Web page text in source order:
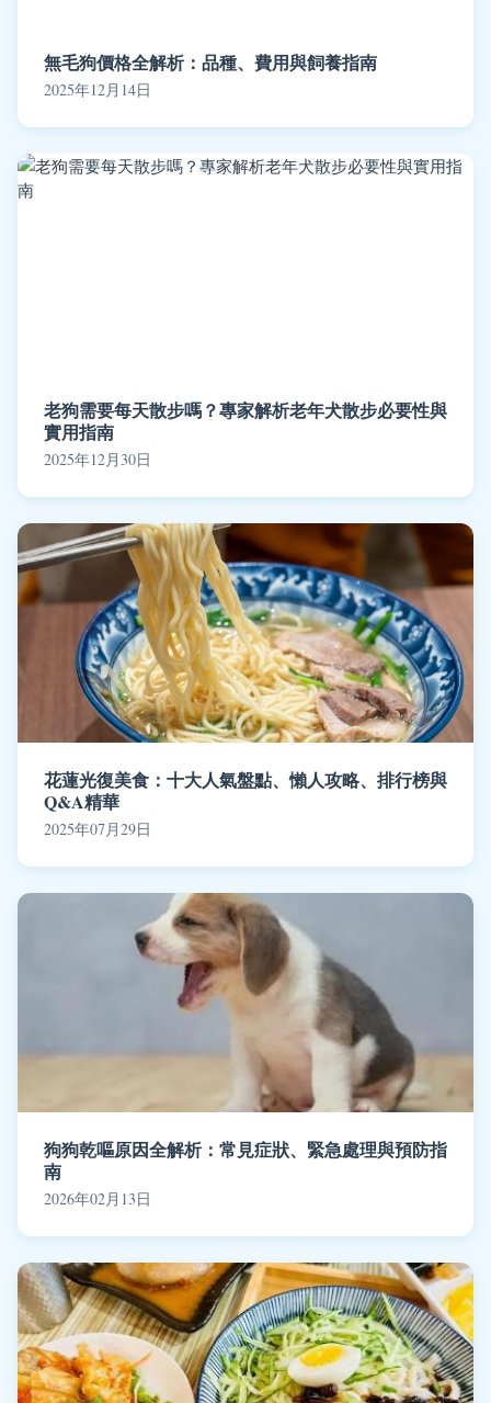
無毛狗價格全解析：品種、費用與飼養指南
2025年12月14日
老狗需要每天散步嗎？專家解析老年犬散步必要性與
實用指南
2025年12月30日
花蓮光復美食：十大人氣盤點、懶人攻略、排行榜與
Q&A精華
2025年07月29日
狗狗乾嘔原因全解析：常見症狀、緊急處理與預防指
南
2026年02月13日